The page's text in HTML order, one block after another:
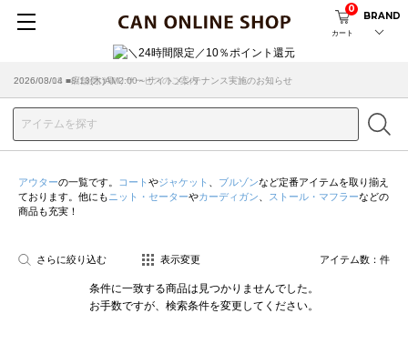
カート
0
BRAND
2026/08/04 ■8/13(木)AM2:00～サイトメンテナンス実施のお知らせ
2026/03/18 ■店舗受け取りサービスのご案内
アウターの一覧です。 コート やジャケット ブルゾンなど定番アイテムを取り揃え
ております。他にも ニット・セーターやカーディガン ストール・マフラーなどの
商品も充実！
さらに絞り込む 表示変更 アイテム数： 件
条件に一致する商品は見つかりませんでした。
お手数ですが、検索条件を変更してください。